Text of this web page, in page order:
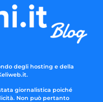
degli hosting e della
giornalistica poiché
Non può pertanto